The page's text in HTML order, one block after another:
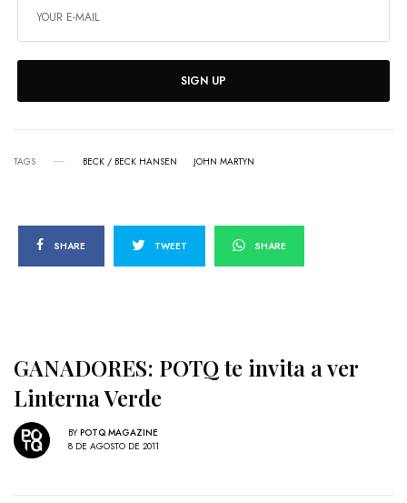
SIGN UP
TAGS BECK / BECK HANSEN JOHN MARTYN
SHARE TWEET SHARE
GANADORES: POTQ te invita a ver
Linterna Verde
BY POTQ MAGAZINE
8 DE AGOSTO DE 2011